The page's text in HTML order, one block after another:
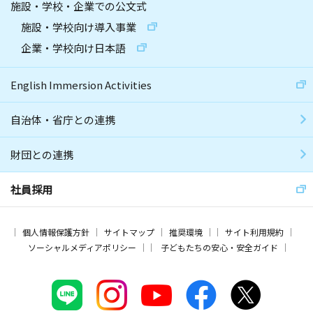
施設・学校・企業での公文式
施設・学校向け導入事業
企業・学校向け日本語
English Immersion Activities
自治体・省庁との連携
財団との連携
社員採用
個人情報保護方針 サイトマップ 推奨環境
サイト利用規約
ソーシャルメディアポリシー
子どもたちの安心・安全ガイド